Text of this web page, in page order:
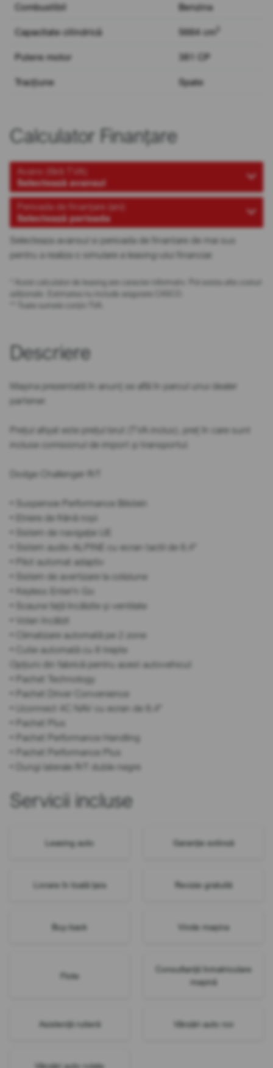
Combustibil Benzina
Capacitate cilindrică 5664 cm
Putere motor 381 CP
Tracțiune Spate
Calculator Finanțare
Avans (fără TVA)
Selectează avansul
Perioada de finanțare (ani)
Selectează perioada
Selecteaza avansul si perioada de finantare de mai sus
pentru a realiza o simulare a leasing-ului financiar.
* Acest calculator de leasing are caracter informativ. Pot exista alte costuri
adiționale. Estimarea nu include asigurare CASCO.
** Toate sumele conțin TVA.
Descriere
Mașina prezentată în anunț se află în parcul unui dealer
partener.
Prețul afișat este prețul brut (TVA inclus), preț în care sunt
incluse comisionul de import și transportul.
Dodge Challenger R/T
• Suspensie Performance Bilstein
• Etriere de frână roșii
• Sistem de navigație UE
• Sistem audio ALPINE cu ecran tactil de 8,4"
• Pilot automat adaptiv
• Sistem de avertizare la coliziune
• Keyless Enter'n Go
• Scaune față încălzite și ventilate
• Volan încălzit
• Climatizare automată pe 2 zone
• Cutie automată cu 8 trepte
Opțiuni din fabrică pentru acest autovehicul:
• Pachet Technology
• Pachet Driver Convenience
• Uconnect 4C NAV cu ecran de 8,4"
• Pachet Plus
• Pachet Performance Handling
• Pachet Performance Plus
• Dungi laterale R/T duble negre
Servicii incluse
Leasing auto Garanție extinsă
Livrare în toată țara Revizie gratuită
Buy-back Vinde mașina
Flote
Consultanță înmatriculare
mașină
Asistență rutieră Vânzări auto noi